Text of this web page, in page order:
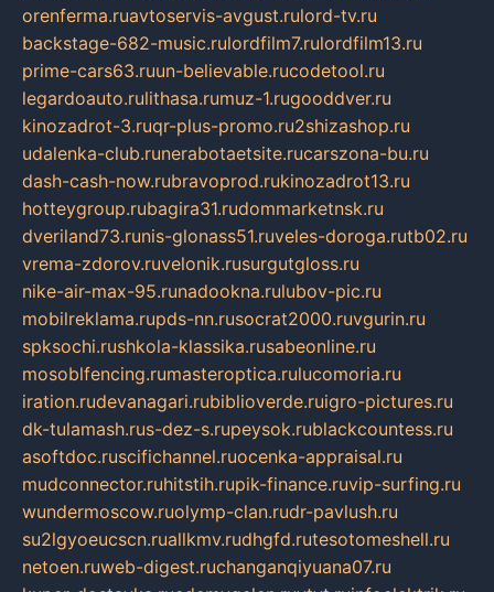
orenferma.ruavtoservis-avgust.rulord-tv.ru
backstage-682-music.rulordfilm7.rulordfilm13.ru
prime-cars63.ruun-believable.rucodetool.ru
legardoauto.rulithasa.rumuz-1.rugooddver.ru
kinozadrot-3.ruqr-plus-promo.ru2shizashop.ru
udalenka-club.runerabotaetsite.rucarszona-bu.ru
dash-cash-now.rubravoprod.rukinozadrot13.ru
hotteygroup.rubagira31.rudommarketnsk.ru
dveriland73.runis-glonass51.ruveles-doroga.rutb02.ru
vrema-zdorov.ruvelonik.rusurgutgloss.ru
nike-air-max-95.runadookna.rulubov-pic.ru
mobilreklama.rupds-nn.rusocrat2000.ruvgurin.ru
spksochi.rushkola-klassika.rusabeonline.ru
mosoblfencing.rumasteroptica.rulucomoria.ru
iration.rudevanagari.rubiblioverde.ruigro-pictures.ru
dk-tulamash.rus-dez-s.rupeysok.rublackcountess.ru
asoftdoc.ruscifichannel.ruocenka-appraisal.ru
mudconnector.ruhitstih.rupik-finance.ruvip-surfing.ru
wundermoscow.ruolymp-clan.rudr-pavlush.ru
su2lgyoeucscn.ruallkmv.rudhgfd.rutesotomeshell.ru
netoen.ruweb-digest.ruchanganqiyuana07.ru